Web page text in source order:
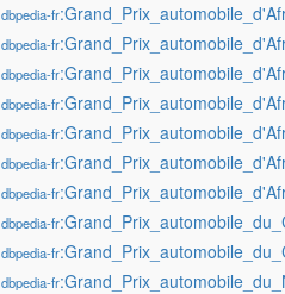
dbpedia-fr
dbpedia-fr
dbpedia-fr
dbpedia-fr
dbpedia-fr
dbpedia-fr
dbpedia-fr
dbpedia-fr
dbpedia-fr
dbpedia-fr